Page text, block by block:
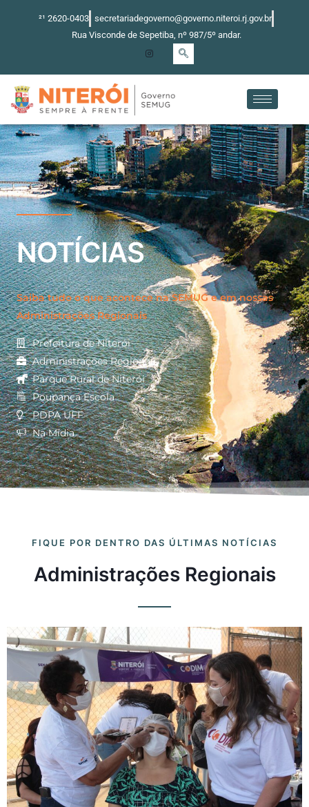
²¹ 2620-0403 secretariadegoverno@governo.niteroi.rj.gov.br
Rua Visconde de Sepetiba, nº 987/5º andar.
NOTÍCIAS
Saiba tudo o que acontece na SEMUG e em nossas
Administrações Regionais
Prefeitura de Niterói
Administrações Regionais
Parque Rural de Niterói
Poupança Escola
PDPA UFF
Na Mídia
FIQUE POR DENTRO DAS ÚLTIMAS NOTÍCIAS
Administrações Regionais